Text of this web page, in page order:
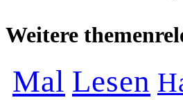
Weitere
Mal Lesen